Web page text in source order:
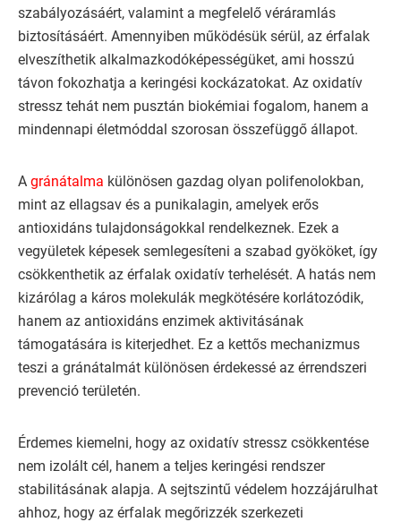
szabályozásáért, valamint a megfelelő véráramlás
biztosításáért. Amennyiben működésük sérül, az érfalak
elveszíthetik alkalmazkodóképességüket, ami hosszú
távon fokozhatja a keringési kockázatokat. Az oxidatív
stressz tehát nem pusztán biokémiai fogalom, hanem a
mindennapi életmóddal szorosan összefüggő állapot.
A gránátalma különösen gazdag olyan polifenolokban,
mint az ellagsav és a punikalagin, amelyek erős
antioxidáns tulajdonságokkal rendelkeznek. Ezek a
vegyületek képesek semlegesíteni a szabad gyököket, így
csökkenthetik az érfalak oxidatív terhelését. A hatás nem
kizárólag a káros molekulák megkötésére korlátozódik,
hanem az antioxidáns enzimek aktivitásának
támogatására is kiterjedhet. Ez a kettős mechanizmus
teszi a gránátalmát különösen érdekessé az érrendszeri
prevenció területén.
Érdemes kiemelni, hogy az oxidatív stressz csökkentése
nem izolált cél, hanem a teljes keringési rendszer
stabilitásának alapja. A sejtszintű védelem hozzájárulhat
ahhoz, hogy az érfalak megőrizzék szerkezeti